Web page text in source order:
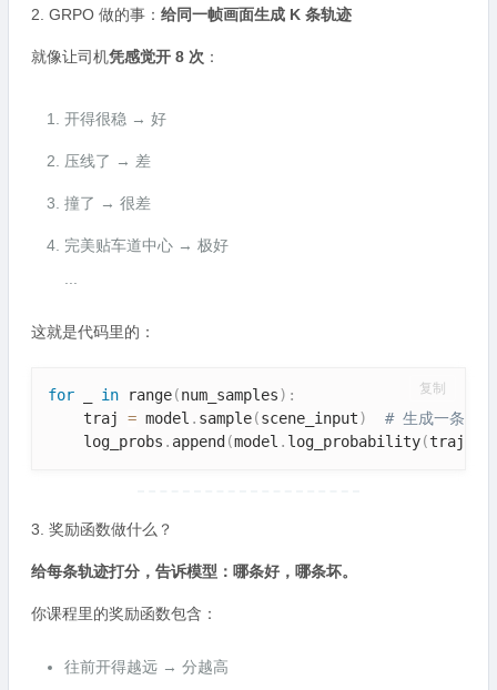
2. GRPO 做的事： 给同一帧画面生成 K 条轨迹
就像让司机凭感觉开 8 次 ：
开得很稳 → 好
压线了 → 差
撞了 → 很差
完美贴车道中心 → 极好
...
这就是代码里的：
for in range(num_samples) :
    traj
= model . sample(scene_input)
# 生成一条轨迹
    log_probs
. append (model . log_probability(traj
复制
3. 奖励函数做什么？
给每条轨迹打分，告诉模型：哪条好，哪条坏。
你课程里的奖励函数包含：
往前开得越远 → 分越高